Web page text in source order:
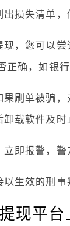
损失清单，
现，您可以
正确，如银
刷单被骗
载软件及时
即报警，
生效的刑事
现平台